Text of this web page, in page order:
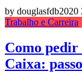
by douglasfdb2020
Trabalho e Carreira
Como
Caixa: